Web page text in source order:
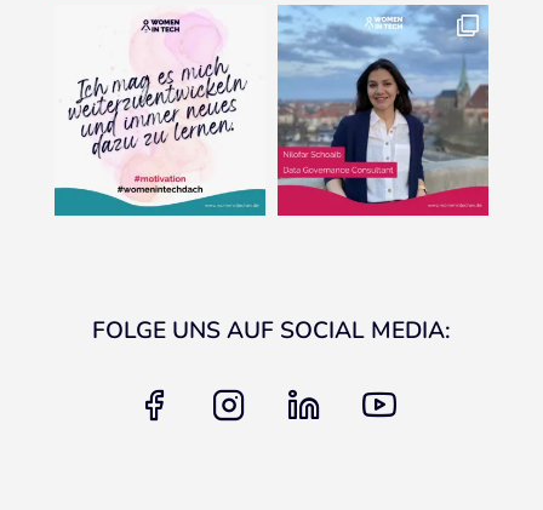
FOLGE UNS AUF SOCIAL MEDIA:
facebook instagram